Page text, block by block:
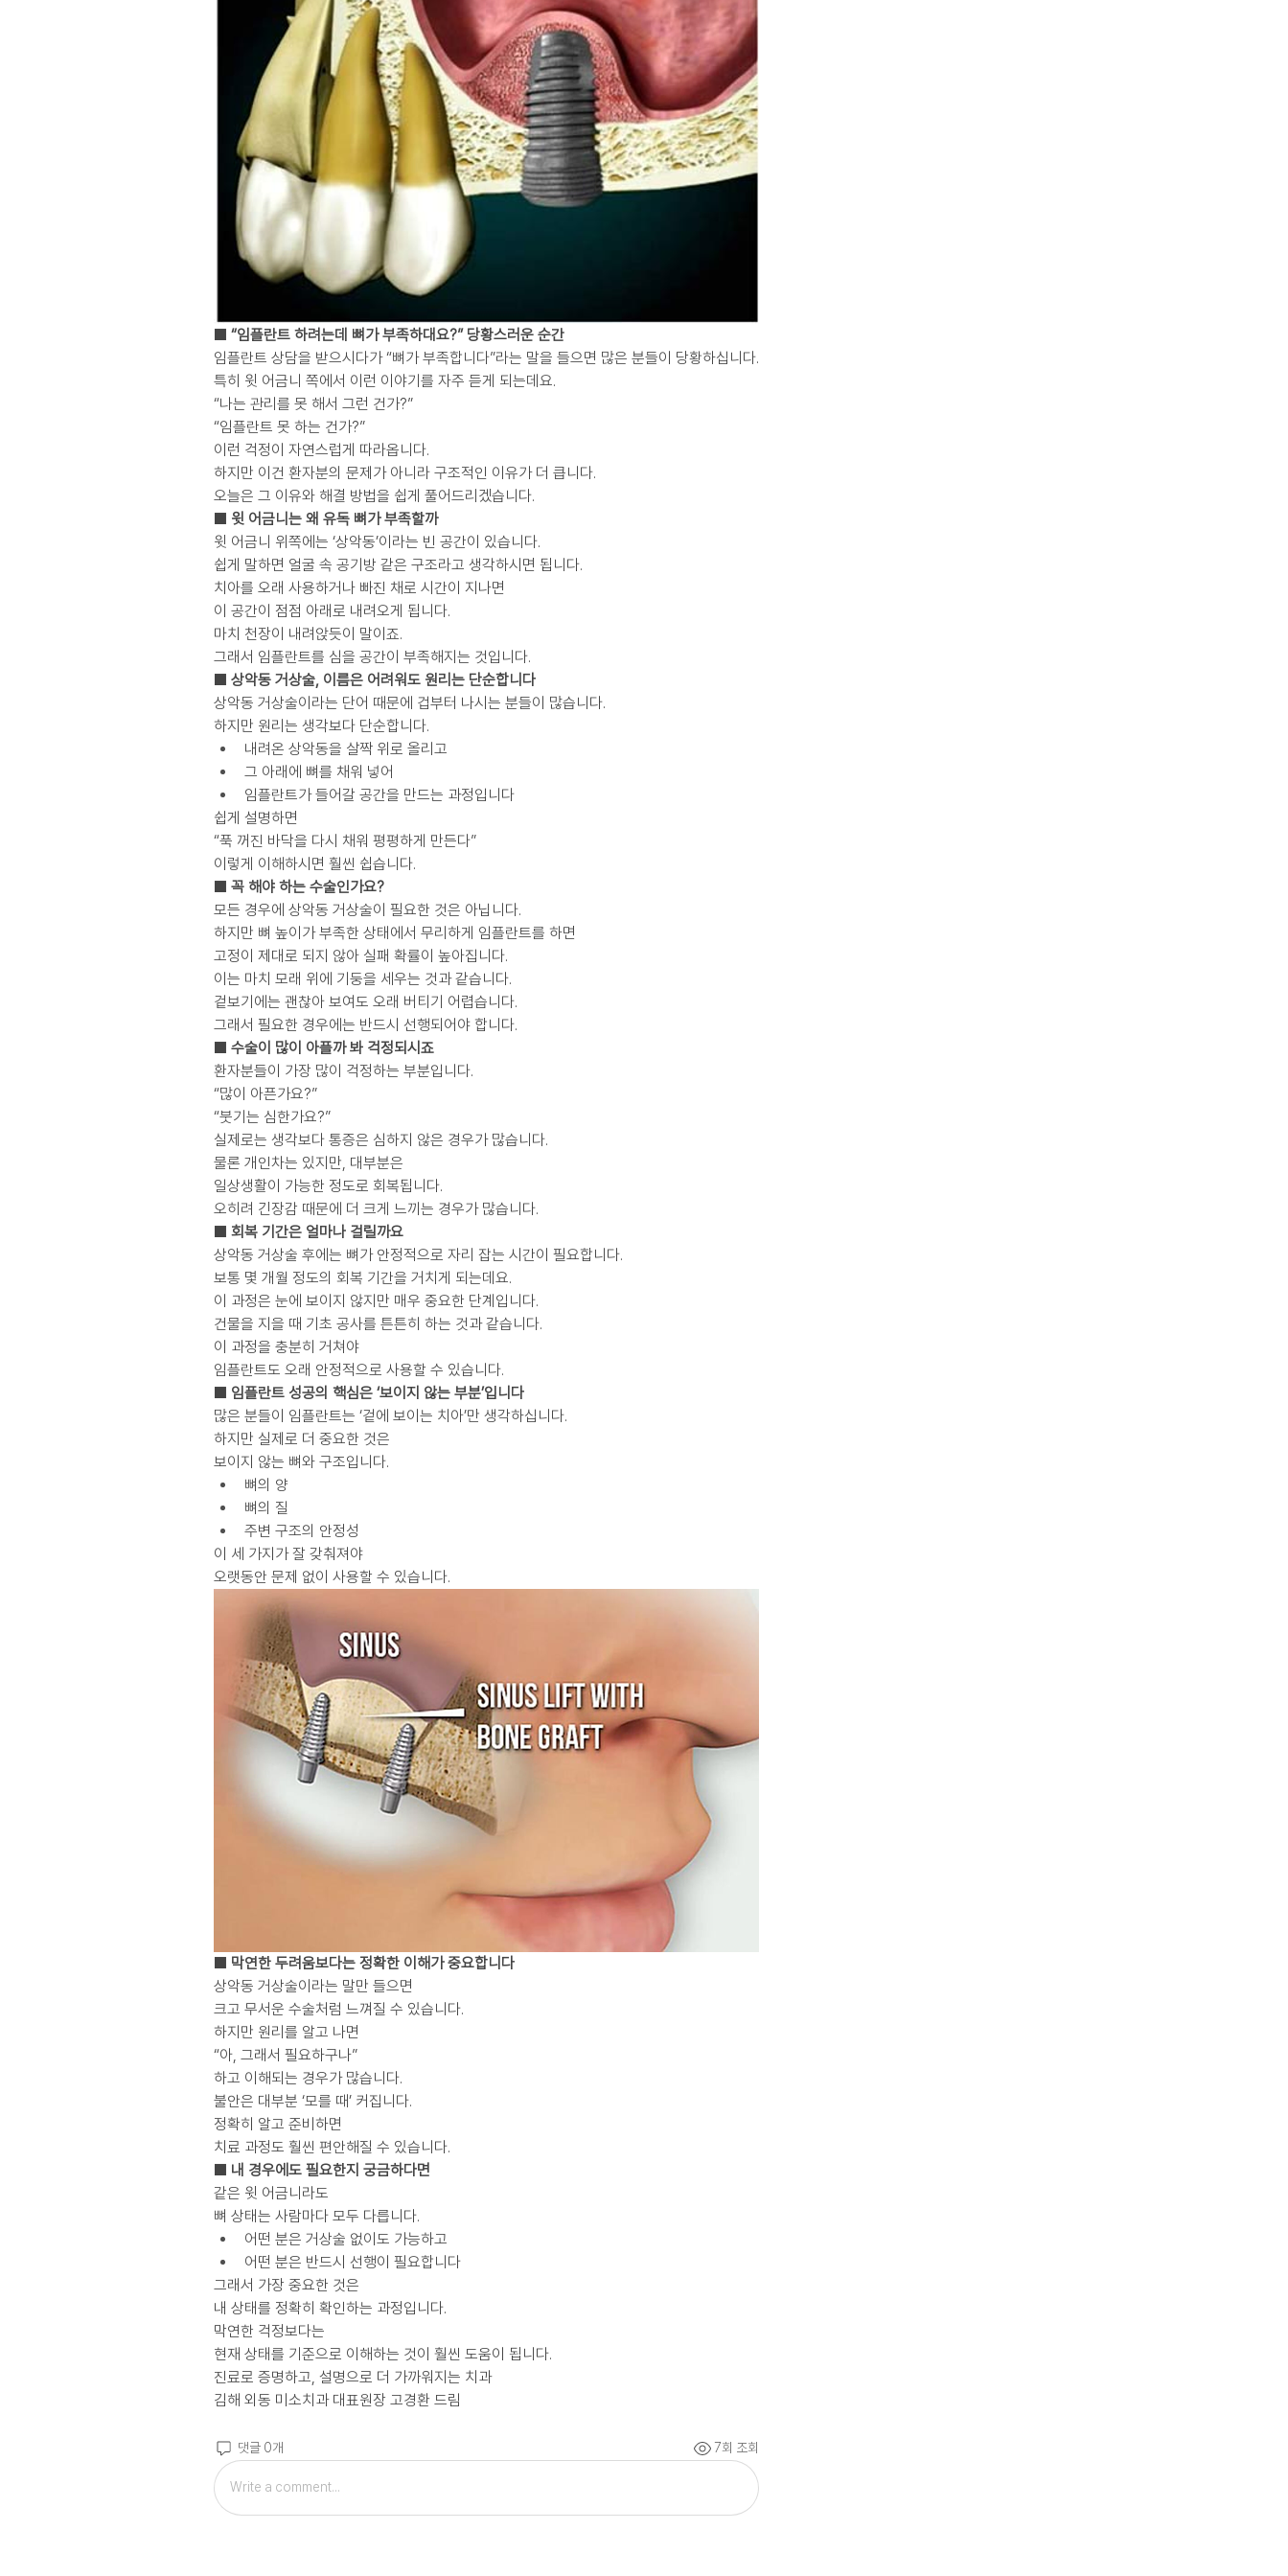
■ “임플란트 하려는데 뼈가 부족하대요?” 당황스러운 순간
임플란트 상담을 받으시다가 “뼈가 부족합니다”라는 말을 들으면 많은 분들이 당황하십니다.
특히 윗 어금니 쪽에서 이런 이야기를 자주 듣게 되는데요.
“나는 관리를 못 해서 그런 건가?”
“임플란트 못 하는 건가?”
이런 걱정이 자연스럽게 따라옵니다.
하지만 이건 환자분의 문제가 아니라 구조적인 이유가 더 큽니다.
오늘은 그 이유와 해결 방법을 쉽게 풀어드리겠습니다.
■ 윗 어금니는 왜 유독 뼈가 부족할까
윗 어금니 위쪽에는 ‘상악동’이라는 빈 공간이 있습니다.
쉽게 말하면 얼굴 속 공기방 같은 구조라고 생각하시면 됩니다.
치아를 오래 사용하거나 빠진 채로 시간이 지나면
이 공간이 점점 아래로 내려오게 됩니다.
마치 천장이 내려앉듯이 말이죠.
그래서 임플란트를 심을 공간이 부족해지는 것입니다.
■ 상악동 거상술, 이름은 어려워도 원리는 단순합니다
상악동 거상술이라는 단어 때문에 겁부터 나시는 분들이 많습니다.
하지만 원리는 생각보다 단순합니다.
내려온 상악동을 살짝 위로 올리고
그 아래에 뼈를 채워 넣어
임플란트가 들어갈 공간을 만드는 과정입니다
쉽게 설명하면
“푹 꺼진 바닥을 다시 채워 평평하게 만든다”
이렇게 이해하시면 훨씬 쉽습니다.
■ 꼭 해야 하는 수술인가요?
모든 경우에 상악동 거상술이 필요한 것은 아닙니다.
하지만 뼈 높이가 부족한 상태에서 무리하게 임플란트를 하면
고정이 제대로 되지 않아 실패 확률이 높아집니다.
이는 마치 모래 위에 기둥을 세우는 것과 같습니다.
겉보기에는 괜찮아 보여도 오래 버티기 어렵습니다.
그래서 필요한 경우에는 반드시 선행되어야 합니다.
■ 수술이 많이 아플까 봐 걱정되시죠
환자분들이 가장 많이 걱정하는 부분입니다.
“많이 아픈가요?”
“붓기는 심한가요?”
실제로는 생각보다 통증은 심하지 않은 경우가 많습니다.
물론 개인차는 있지만, 대부분은
일상생활이 가능한 정도로 회복됩니다.
오히려 긴장감 때문에 더 크게 느끼는 경우가 많습니다.
■ 회복 기간은 얼마나 걸릴까요
상악동 거상술 후에는 뼈가 안정적으로 자리 잡는 시간이 필요합니다.
보통 몇 개월 정도의 회복 기간을 거치게 되는데요.
이 과정은 눈에 보이지 않지만 매우 중요한 단계입니다.
건물을 지을 때 기초 공사를 튼튼히 하는 것과 같습니다.
이 과정을 충분히 거쳐야
임플란트도 오래 안정적으로 사용할 수 있습니다.
■ 임플란트 성공의 핵심은 ‘보이지 않는 부분’입니다
많은 분들이 임플란트는 ‘겉에 보이는 치아’만 생각하십니다.
하지만 실제로 더 중요한 것은
보이지 않는 뼈와 구조입니다.
뼈의 양
뼈의 질
주변 구조의 안정성
이 세 가지가 잘 갖춰져야
오랫동안 문제 없이 사용할 수 있습니다.
■ 막연한 두려움보다는 정확한 이해가 중요합니다
상악동 거상술이라는 말만 들으면
크고 무서운 수술처럼 느껴질 수 있습니다.
하지만 원리를 알고 나면
“아, 그래서 필요하구나”
하고 이해되는 경우가 많습니다.
불안은 대부분 ‘모를 때’ 커집니다.
정확히 알고 준비하면
치료 과정도 훨씬 편안해질 수 있습니다.
■ 내 경우에도 필요한지 궁금하다면
같은 윗 어금니라도
뼈 상태는 사람마다 모두 다릅니다.
어떤 분은 거상술 없이도 가능하고
어떤 분은 반드시 선행이 필요합니다
그래서 가장 중요한 것은
내 상태를 정확히 확인하는 과정입니다.
막연한 걱정보다는
현재 상태를 기준으로 이해하는 것이 훨씬 도움이 됩니다.
진료로 증명하고, 설명으로 더 가까워지는 치과
김해 외동 미소치과 대표원장 고경환 드림
댓글 0개 7회 조회
Write a comment...